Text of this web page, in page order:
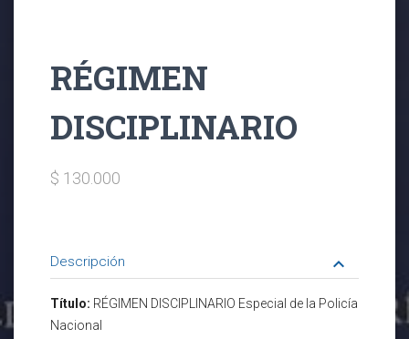
RÉGIMEN
DISCIPLINARIO
$ 130.000
Descripción keyboard_arrow_down
Título: RÉGIMEN DISCIPLINARIO Especial de la Policía
Nacional